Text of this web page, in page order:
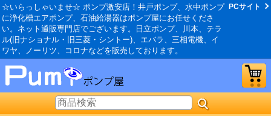
☆いらっしゃいませ☆ ポンプ激安店！井戸ポンプ、水中ポンプ
に浄化槽エアポンプ、石油給湯器はポンプ屋にお任せくださ
い。ネット通販専門店でございます。日立ポンプ、川本、テラ
ル(旧ナショナル・旧三菱・シントー)、エバラ、三相電機、イ
ワヤ、ノーリツ、コロナなどを販売しております。
PCサイト